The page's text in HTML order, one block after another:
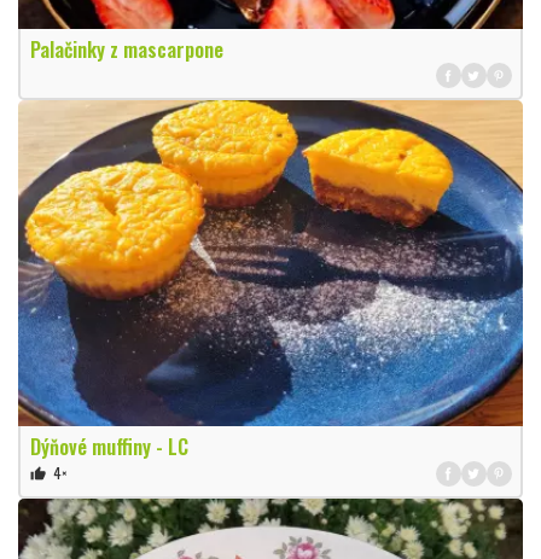
Palačinky z mascarpone
Dýňové muffiny - LC
thumb_up 4×